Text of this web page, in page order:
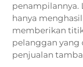
penampilannya.
hanya
memberikan
pelanggan yang
penjualan